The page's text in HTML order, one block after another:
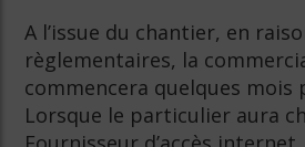
A l’issue du chantier, en
règlementaires, la
commencera quelques mois
Lorsque le particulier aura